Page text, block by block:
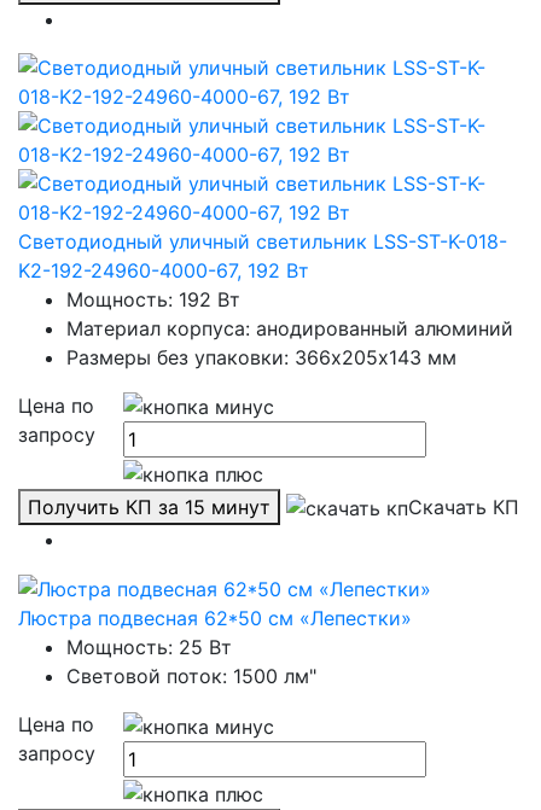
Светодиодный уличный светильник LSS-ST-K-018-
K2-192-24960-4000-67, 192 Вт
Мощность: 192 Вт
Материал корпуса: анодированный алюминий
Размеры без упаковки: 366х205х143 мм
Цена по
запросу
Получить КП за 15 минут Скачать КП
Люстра подвесная 62*50 см «Лепестки»
Мощность: 25 Вт
Световой поток: 1500 лм"
Цена по
запросу